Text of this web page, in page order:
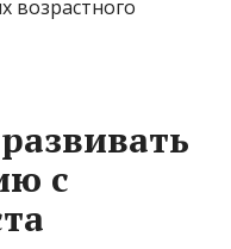
возрастного
с